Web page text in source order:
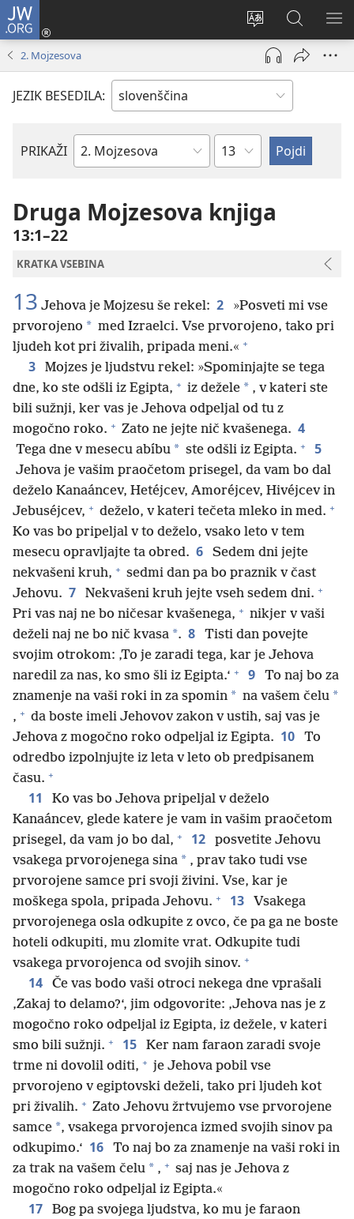
JW.ORG
Spremeni
jezik
spletnega
mesta
Prijava
(odpre
okno)
Iskanje
po
JW.ORG
2. Mojzesova
JEZIK BESEDILA:
PRIKAŽI
Po
knjigi
Poglavje
Druga Mojzesova knjiga
13:1–22
KRATKA VSEBINA
13 Jehova je Mojzesu še rekel: 2
»Posveti mi vse
prvorojeno * med Izraelci. Vse prvorojeno, tako pri
ljudeh kot pri živalih, pripada meni.« +
3
Mojzes je ljudstvu rekel: »Spominjajte se tega
dne, ko ste odšli iz Egipta, + iz dežele * , v kateri ste
bili sužnji, ker vas je Jehova odpeljal od tu z
mogočno roko. + Zato ne jejte nič kvašenega. 4
Tega dne v mesecu abíbu * ste odšli iz Egipta. + 5
Jehova je vašim praočetom prisegel, da vam bo dal
deželo Kanaáncev, Hetéjcev, Amoréjcev, Hivéjcev in
Jebuséjcev, + deželo, v kateri tečeta mleko in med. +
Ko vas bo pripeljal v to deželo, vsako leto v tem
mesecu opravljajte ta obred. 6
Sedem dni jejte
nekvašeni kruh, + sedmi dan pa bo praznik v čast
Jehovu. 7 Nekvašeni kruh jejte vseh sedem dni. +
Pri vas naj ne bo ničesar kvašenega, + nikjer v vaši
deželi naj ne bo nič kvasa *. 8
Tisti dan povejte
svojim otrokom: ‚To je zaradi tega, kar je Jehova
naredil za nas, ko smo šli iz Egipta.‘ + 9
To naj bo za
znamenje na vaši roki in za spomin * na vašem čelu *
, + da boste imeli Jehovov zakon v ustih, saj vas je
Jehova z mogočno roko odpeljal iz Egipta. 10
To
odredbo izpolnjujte iz leta v leto ob predpisanem
času. +
11
Ko vas bo Jehova pripeljal v deželo
Kanaáncev, glede katere je vam in vašim praočetom
prisegel, da vam jo bo dal, + 12
posvetite Jehovu
vsakega prvorojenega sina * , prav tako tudi vse
prvorojene samce pri svoji živini. Vse, kar je
moškega spola, pripada Jehovu. + 13
Vsakega
prvorojenega osla odkupite z ovco, če pa ga ne boste
hoteli odkupiti, mu zlomite vrat. Odkupite tudi
vsakega prvorojenca od svojih sinov. +
14
Če vas bodo vaši otroci nekega dne vprašali
‚Zakaj to delamo?‘, jim odgovorite: ‚Jehova nas je z
mogočno roko odpeljal iz Egipta, iz dežele, v kateri
smo bili sužnji. + 15
Ker nam faraon zaradi svoje
trme ni dovolil oditi, + je Jehova pobil vse
prvorojeno v egiptovski deželi, tako pri ljudeh kot
pri živalih. + Zato Jehovu žrtvujemo vse prvorojene
samce *, vsakega prvorojenca izmed svojih sinov pa
odkupimo.‘ 16
To naj bo za znamenje na vaši roki in
za trak na vašem čelu * , + saj nas je Jehova z
mogočno roko odpeljal iz Egipta.«
17
Bog pa svojega ljudstva, ko mu je faraon